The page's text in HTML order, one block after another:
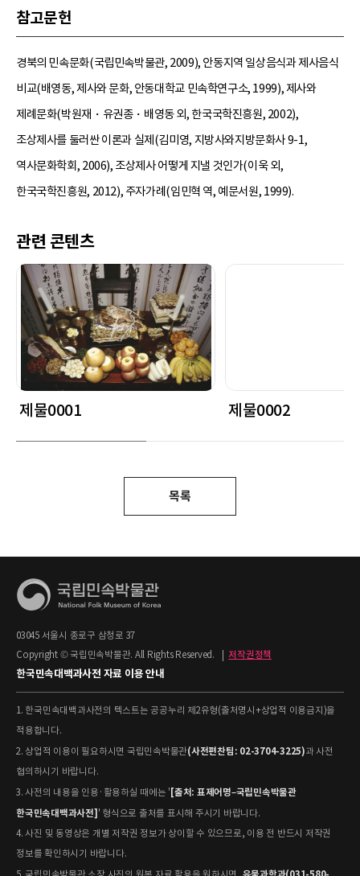
참고문헌
경북의 민속문화(국립민속박물관, 2009), 안동지역 일상음식과 제사음식
비교(배영동, 제사와 문화, 안동대학교 민속학연구소, 1999), 제사와
제례문화(박원재・유권종・배영동 외, 한국국학진흥원, 2002),
조상제사를 둘러싼 이론과 실제(김미영, 지방사와지방문화사 9-1,
역사문화학회, 2006), 조상제사 어떻게 지낼 것인가(이욱 외,
한국국학진흥원, 2012), 주자가례(임민혁 역, 예문서원, 1999).
관련 콘텐츠
제물0001 제물0002
목록
03045 서울시 종로구 삼청로 37
Copyright © 국립민속박물관. All Rights Reserved.
저작권정책
한국민속대백과사전 자료 이용 안내
1. 한국민속대백과사전의 텍스트는 공공누리 제2유형(출처명시+상업적 이용금지)을
적용합니다.
2. 상업적 이용이 필요하시면 국립민속박물관(사전편찬팀: 02-3704-3225)과 사전
협의하시기 바랍니다.
3. 사전의 내용을 인용·활용하실 때에는 ' [출처: 표제어명–국립민속박물관
한국민속대백과사전] ' 형식으로 출처를 표시해 주시기 바랍니다.
4. 사진 및 동영상은 개별 저작권 정보가 상이할 수 있으므로, 이용 전 반드시 저작권
정보를 확인하시기 바랍니다.